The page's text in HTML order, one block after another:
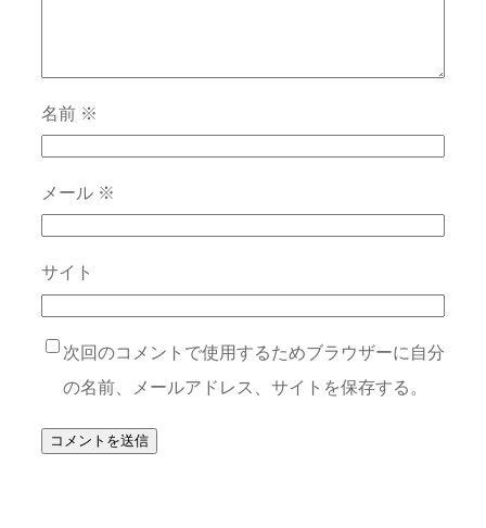
名前 ※
メール ※
サイト
次回のコメントで使用するためブラウザーに自分
の名前、メールアドレス、サイトを保存する。